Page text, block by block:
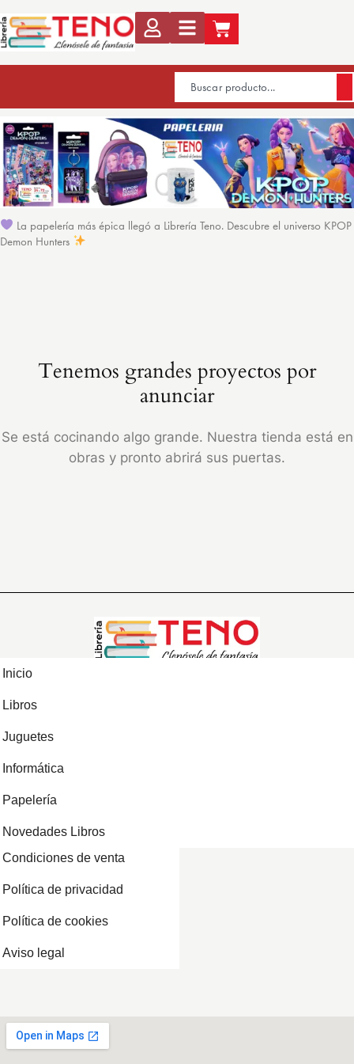
La papelería más épica llegó a Librería Teno. Descubre el universo KPOP
Demon Hunters
Tenemos grandes proyectos por
anunciar
Se está cocinando algo grande. Nuestra tienda está en
obras y pronto abrirá sus puertas.
Inicio
Libros
Juguetes
Informática
Papelería
Novedades Libros
Condiciones de venta
Política de privacidad
Política de cookies
Aviso legal